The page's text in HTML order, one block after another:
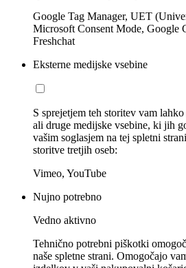
Google Tag Manager, UET
Microsoft Consent Mode, Google
Freshchat
Eksterne medijske vsebine
S sprejetjem teh storitev vam
ali druge medijske vsebine, ki jih
vašim soglasjem na tej spletni
storitve tretjih oseb:
Vimeo, YouTube
Nujno potrebno
Vedno aktivno
Tehnično potrebni piškotki
naše spletne strani. Omogočajo